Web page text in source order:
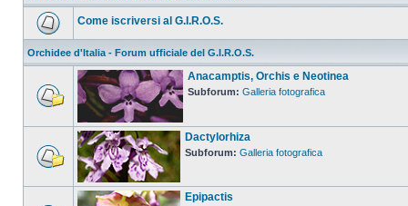
Come iscriversi al G.I.R.O.S.
Orchidee d'Italia - Forum ufficiale del G.I.R.O.S.
Anacamptis, Orchis e Neotinea
Subforum: Galleria fotografica
Dactylorhiza
Subforum: Galleria fotografica
Epipactis